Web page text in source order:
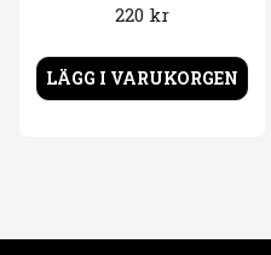
220 kr
LÄGG I VARUKORGEN